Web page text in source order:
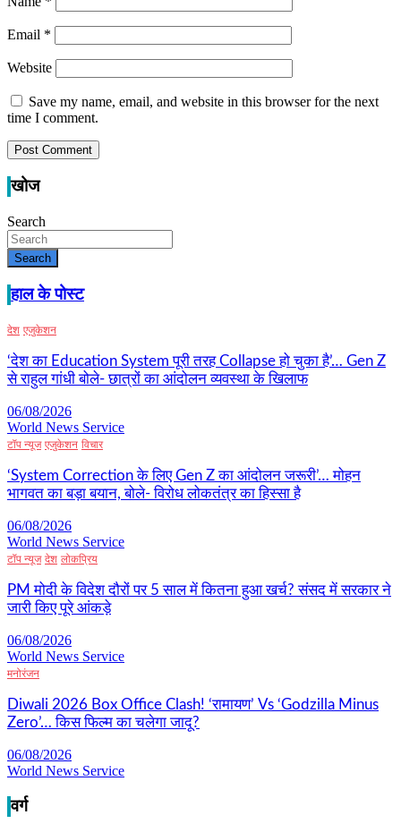
Email *
Website
Save my name, email, and website in this browser for the next
time I comment.
खोज
Search
Search
हाल के पोस्ट
देश एजुकेशन
‘देश का Education System पूरी तरह Collapse हो चुका है’… Gen Z
से राहुल गांधी बोले- छात्रों का आंदोलन व्यवस्था के खिलाफ
06/08/2026
World News Service
टॉप न्यूज एजुकेशन विचार
‘System Correction के लिए Gen Z का आंदोलन जरूरी’… मोहन
भागवत का बड़ा बयान, बोले- विरोध लोकतंत्र का हिस्सा है
06/08/2026
World News Service
टॉप न्यूज देश लोकप्रिय
PM मोदी के विदेश दौरों पर 5 साल में कितना हुआ खर्च? संसद में सरकार ने
जारी किए पूरे आंकड़े
06/08/2026
World News Service
मनोरंजन
Diwali 2026 Box Office Clash! ‘रामायण’ Vs ‘Godzilla Minus
Zero’… किस फिल्म का चलेगा जादू?
06/08/2026
World News Service
वर्ग